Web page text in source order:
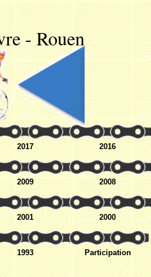
- Rouen
2017 2016
2009 2008
2001 2000
1993 Participation